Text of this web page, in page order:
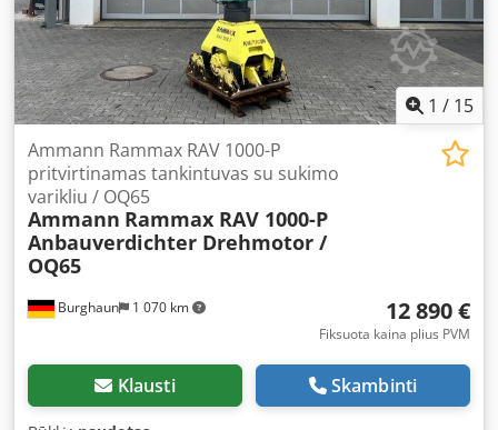
1 / 15
Burghaun 1 070 km
Ammann Rammax RAV 1000-P
pritvirtinamas tankintuvas su sukimo
varikliu / OQ65
Ammann Rammax RAV 1000-P
Anbauverdichter Drehmotor /
OQ65
12 890 €
Fiksuota kaina plius PVM
Klausti Skambinti